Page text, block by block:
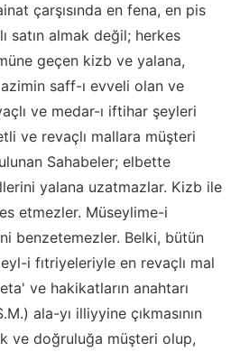
çarşısında en fena, en pis
satın almak değil; herkes
geçen kizb ve yalana,
saff-ı evveli olan ve
ve medar-ı iftihar şeyleri
ve revaçlı mallara müşteri
Sahabeler; elbette
yalana uzatmazlar. Kizb ile
etmezler. Müseylime-i
benzetemezler. Belki, bütün
i fıtriyeleriyle en revaçlı mal
ve hakikatların anahtarı
ala-yı illiyyine çıkmasının
ve doğruluğa müşteri olup,